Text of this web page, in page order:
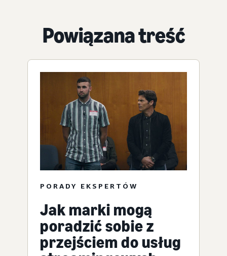
Powiązana treść
PORADY EKSPERTÓW
Jak marki mogą
poradzić sobie z
przejściem do usług